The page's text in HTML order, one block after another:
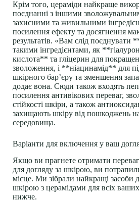
Крім того, цераміди найкраще
поєднанні з іншими
захисними та живильними
посилення ефекту та досягнення
результатів. «Вам слід поєднувати
такими інгредієнтами, як
кислота** та гліцерин для
зволоження, і **ніацинамід** для
шкірного бар’єру та зменшення
додає вона. Сюди також входять
посилення антивікових переваг,
стійкості шкіри, а також
захищають шкіру від пошкоджень
середовища.
Варіанти для включення у ваш
Якщо ви прагнете отримати
для догляду за шкірою, ви
місце. Ми зібрали найкращі засоби
шкірою з церамідами для всіх
нижче.